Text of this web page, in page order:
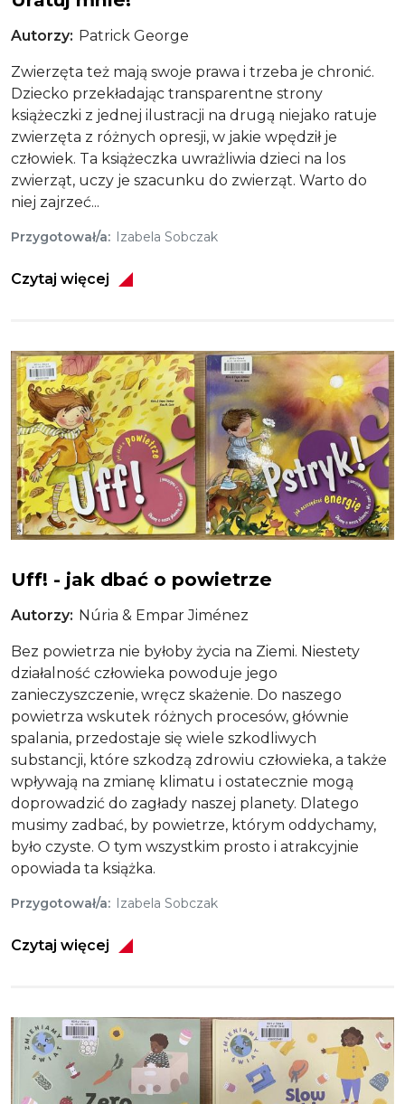
Autorzy Patrick George
Zwierzęta też mają swoje prawa i trzeba je chronić.
Dziecko przekładając transparentne strony
książeczki z jednej ilustracji na drugą niejako ratuje
zwierzęta z różnych opresji, w jakie wpędził je
człowiek. Ta książeczka uwrażliwia dzieci na los
zwierząt, uczy je szacunku do zwierząt. Warto do
niej zajrzeć...
Przygotował/a Izabela Sobczak
Czytaj więcej
Obraz
Uff! - jak dbać o powietrze
Autorzy Núria & Empar Jiménez
Bez powietrza nie byłoby życia na Ziemi. Niestety
działalność człowieka powoduje jego
zanieczyszczenie, wręcz skażenie. Do naszego
powietrza wskutek różnych procesów, głównie
spalania, przedostaje się wiele szkodliwych
substancji, które szkodzą zdrowiu człowieka, a także
wpływają na zmianę klimatu i ostatecznie mogą
doprowadzić do zagłady naszej planety. Dlatego
musimy zadbać, by powietrze, którym oddychamy,
było czyste. O tym wszystkim prosto i atrakcyjnie
opowiada ta książka.
Przygotował/a Izabela Sobczak
Czytaj więcej
Obraz